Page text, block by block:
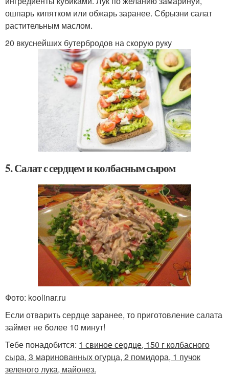
ошпарь кипятком или обжарь заранее. Сбрызни салат
растительным маслом.
20 вкуснейших бутербродов на скорую руку
5. Салат с сердцем и колбасным сыром
Фото: koolinar.ru
Если отварить сердце заранее, то приготовление салата
займет не более 10 минут!
Тебе понадобится: 1 свиное сердце, 150 г колбасного
сыра, 3 маринованных огурца, 2 помидора, 1 пучок
зеленого лука, майонез.